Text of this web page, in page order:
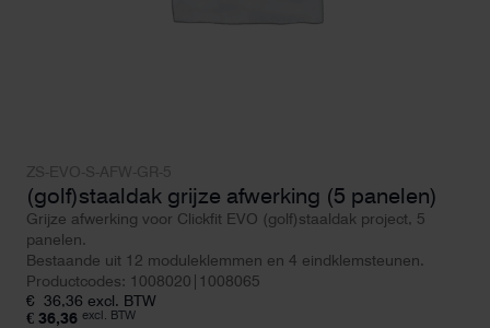
(golf)staaldak grijze afwerking (5 panelen)
Grijze afwerking voor Clickfit EVO (golf)staaldak project, 5
panelen.
Bestaande uit 12 moduleklemmen en 4 eindklemsteunen.
Productcodes: 1008020|1008065
€ 36,36 excl. BTW
€ 36,36 excl. BTW